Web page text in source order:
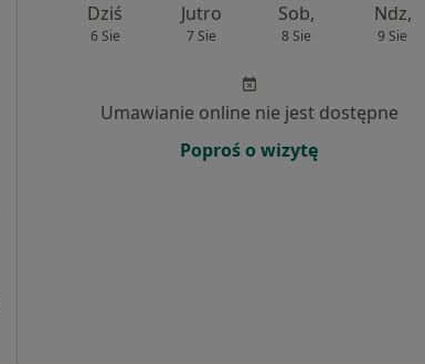
Dziś
6 Sie
Jutro
7 Sie
Sob,
8 Sie
Ndz,
9 Sie
Umawianie online nie jest dostępne
Poproś o wizytę